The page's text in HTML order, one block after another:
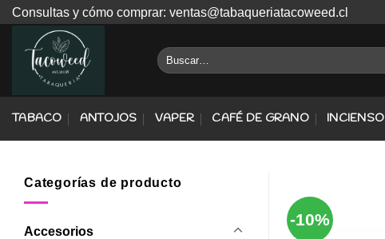
Skip
content
Consultas y cómo comprar: ventas@tabaqueriatacoweed.cl
Buscar
por:
TABACO ANTOJOS VAPER CAFÉ DE GRANO INCIENSO
Categorías de producto
Accesorios
-10%